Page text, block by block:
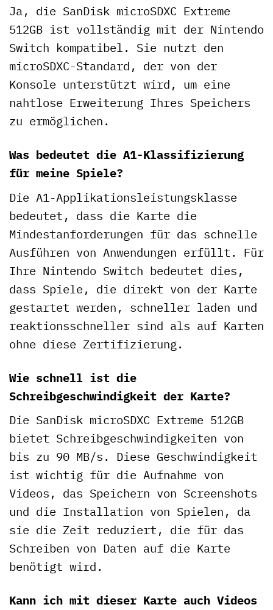
Ja, die SanDisk microSDXC Extreme
512GB ist vollständig mit der Nintendo
Switch kompatibel. Sie nutzt den
microSDXC-Standard, der von der
Konsole unterstützt wird, um eine
nahtlose Erweiterung Ihres Speichers
zu ermöglichen.
Was bedeutet die A1-Klassifizierung
für meine Spiele?
Die A1-Applikationsleistungsklasse
bedeutet, dass die Karte die
Mindestanforderungen für das schnelle
Ausführen von Anwendungen erfüllt. Für
Ihre Nintendo Switch bedeutet dies,
dass Spiele, die direkt von der Karte
gestartet werden, schneller laden und
reaktionsschneller sind als auf Karten
ohne diese Zertifizierung.
Wie schnell ist die
Schreibgeschwindigkeit der Karte?
Die SanDisk microSDXC Extreme 512GB
bietet Schreibgeschwindigkeiten von
bis zu 90 MB/s. Diese Geschwindigkeit
ist wichtig für die Aufnahme von
Videos, das Speichern von Screenshots
und die Installation von Spielen, da
sie die Zeit reduziert, die für das
Schreiben von Daten auf die Karte
benötigt wird.
Kann ich mit dieser Karte auch Videos